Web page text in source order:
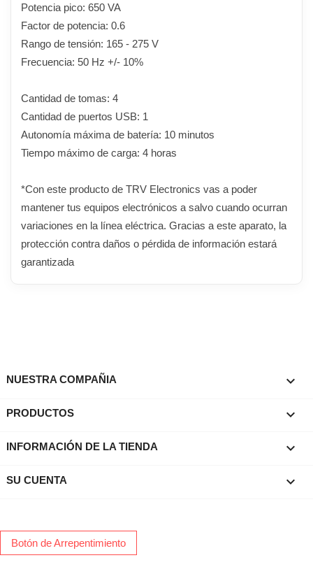
Potencia pico: 650 VA
Factor de potencia: 0.6
Rango de tensión: 165 - 275 V
Frecuencia: 50 Hz +/- 10%
Cantidad de tomas: 4
Cantidad de puertos USB: 1
Autonomía máxima de batería: 10 minutos
Tiempo máximo de carga: 4 horas
*Con este producto de TRV Electronics vas a poder
mantener tus equipos electrónicos a salvo cuando ocurran
variaciones en la línea eléctrica. Gracias a este aparato, la
protección contra daños o pérdida de información estará
garantizada
NUESTRA COMPAÑIA 
PRODUCTOS 
INFORMACIÓN DE LA TIENDA keyboard_arrow_down
SU CUENTA 
Botón de Arrepentimiento